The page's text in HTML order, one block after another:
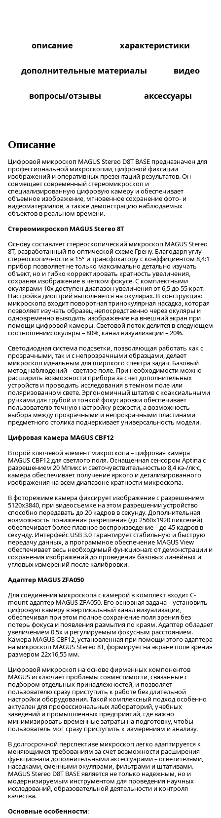
описание характеристики
дополнительные материалы видео
вопросы/отзывы аксессуары
Описание
Цифровой микроскоп MAGUS Stereo D8T BASE предназначен для
профессиональной микроскопии, цифровой фиксации
изображений и оперативных презентаций результатов. Он
совмещает современный стереомикроскоп и
специализированную цифровую камеру и обеспечивает
объемное изображение, мгновенное сохранение фото- и
видеоматериалов, а также демонстрацию наблюдаемых
объектов в реальном времени.
Стереомикроскоп MAGUS Stereo 8T
Основу составляет стереоскопический микроскоп MAGUS Stereo
8T, разработанный по оптической схеме Грену. Благодаря углу
стереоскопичности в 15° и трансфокатору с коэффициентом 8,4:1
прибор позволяет не только максимально детально изучать
объект, но и гибко корректировать кратность увеличения,
сохраняя изображение в четком фокусе. С комплектными
окулярами 10х доступен диапазон увеличения от 6,5 до 55 крат.
Настройка диоптрий выполняется на окулярах. В конструкцию
микроскопа входит поворотная тринокулярная насадка, которая
позволяет изучать образец непосредственно через окуляры и
одновременно выводить изображение на внешний экран при
помощи цифровой камеры. Световой поток делится в следующем
соотношении: окуляры – 80%, канал визуализации – 20%.
Светодиодная система подсветки, позволяющая работать как с
прозрачными, так и с непрозрачными образцами, делает
микроскоп идеальным для широкого спектра задач. Базовый
метод наблюдений – светлое поле. При необходимости можно
расширить возможности прибора за счет дополнительных
устройств и проводить исследования в темном поле или
поляризованном свете. Эргономичный штатив с коаксиальными
ручками для грубой и тонкой фокусировки обеспечивает
пользователю точную настройку резкости, а возможность
выбора между прозрачными и непрозрачными пластинами
предметного столика подчеркивает универсальность модели.
Цифровая камера MAGUS CBF12
Второй ключевой элемент микроскопа – цифровая камера
MAGUS CBF12 для светлого поля. Оснащенная сенсором Aptina с
разрешением 20 Мпикс и светочувствительностью 8,4 кэ-/лк·с,
камера обеспечивает получение яркого и детализированного
изображения на всем диапазоне кратности микроскопа.
В фоторежиме камера фиксирует изображение с разрешением
5120x3840, при видеосъемке на этом разрешении устройство
способно передавать до 20 кадров в секунду. Дополнительная
возможность понижения разрешения (до 2560x1920 пикселей)
обеспечивает более плавное воспроизведение – до 45 кадров в
секунду. Интерфейс USB 3.0 гарантирует стабильную и быструю
передачу данных, а программное обеспечение MAGUS View
обеспечивает весь необходимый функционал: от демонстрации и
сохранения изображений до проведения базовых линейных и
угловых измерений после калибровки.
Адаптер MAGUS ZFA050
Для соединения микроскопа с камерой в комплект входит C-
mount адаптер MAGUS ZFA050. Его основная задача – установить
цифровую камеру в вертикальный канал визуализации,
обеспечивая при этом полное сохранение поля зрения без
потерь фокуса и появления размытия по краям. Адаптер обладает
увеличением 0,5x и регулируемым фокусным расстоянием.
Камера MAGUS CBF12, установленная при помощи этого адаптера
на микроскоп MAGUS Stereo 8T, формирует на экране поле зрения
размером 22х16,55 мм.
Цифровой микроскоп на основе фирменных компонентов
MAGUS исключает проблемы совместимости, связанные с
подбором отдельных принадлежностей, и позволяет
пользователю сразу приступить к работе без длительной
настройки оборудования. Такой комплексный подход особенно
актуален для профессиональных лабораторий, учебных
заведений и промышленных предприятий, где важно
минимизировать временные затраты на подготовку, чтобы
пользователь мог сразу приступить к измерениям и анализу.
В долгосрочной перспективе микроскоп легко адаптируется к
меняющимся требованиям за счет возможности расширения
функционала дополнительными аксессуарами – осветителями,
насадками, сменными окулярами, фильтрами и штативами.
MAGUS Stereo D8T BASE является не только надежным, но и
модернизируемым инструментом для проведения научных
исследований, образовательной деятельности и контроля
качества.
Основные особенности: